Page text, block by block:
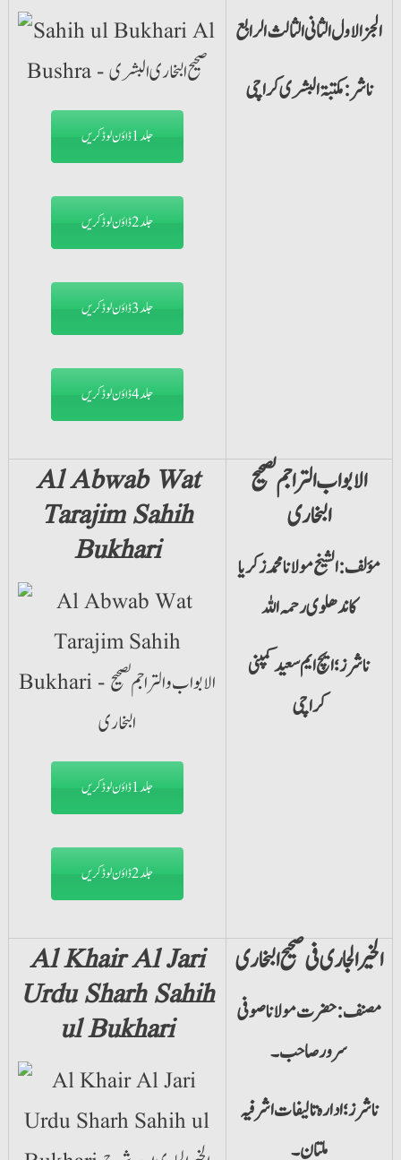
جلد1 ڈاؤن لوڈ کریں
جلد2 ڈاؤن لوڈ کریں
جلد3 ڈاؤن لوڈ کریں
جلد4 ڈاؤن لوڈ کریں
الجزالاول الثانی الثالث الرابع
ناشر: مکتبۃ البشری کراچی
Al Abwab Wat
Tarajim Sahih
Bukhari
جلد1 ڈاؤن لوڈ کریں
جلد2 ڈاؤن لوڈ کریں
الابواب التراجم لصحیح
البخاری
مؤلف: الشیخ مولانا محمد زکریا
کاندھلوی رحمہ اللہ
ناشرز؛ ایچ ایم سعید کمپنی
کراچی
Al Khair Al Jari
Urdu Sharh Sahih
ul Bukhari
الخیرالجاری فی صحیح البخاری
مصنف: حضرت مولانا صوفی
سرور صاحب۔
ناشرز؛ ادارہ تالیفات اشرفیہ
ملتان۔